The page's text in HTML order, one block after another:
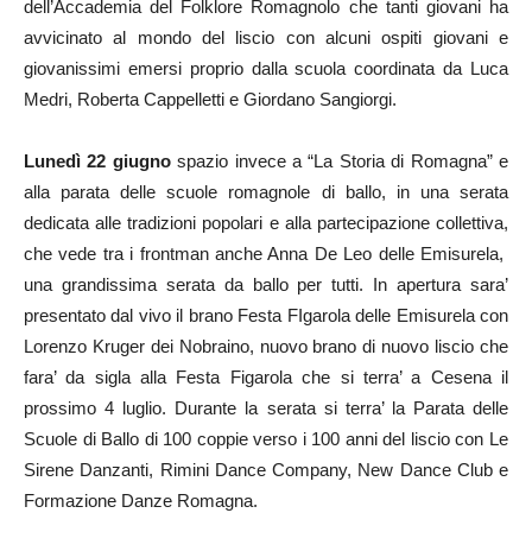
dell’Accademia del Folklore Romagnolo che tanti giovani ha
avvicinato al mondo del liscio con alcuni ospiti giovani e
giovanissimi emersi proprio dalla scuola coordinata da Luca
Medri, Roberta Cappelletti e Giordano Sangiorgi.
Lunedì 22 giugnospazio invece a “La Storia di Romagna” e
alla parata delle scuole romagnole di ballo, in una serata
dedicata alle tradizioni popolari e alla partecipazione collettiva,
che vede tra i frontman anche Anna De Leo delle Emisurela,
una grandissima serata da ballo per tutti. In apertura sara’
presentato dal vivo il brano Festa FIgarola delle Emisurela con
Lorenzo Kruger dei Nobraino, nuovo brano di nuovo liscio che
fara’ da sigla alla Festa Figarola che si terra’ a Cesena il
prossimo 4 luglio. Durante la serata si terra’ la Parata delle
Scuole di Ballo di 100 coppie verso i 100 anni del liscio con Le
Sirene Danzanti, Rimini Dance Company, New Dance Club e
Formazione Danze Romagna.